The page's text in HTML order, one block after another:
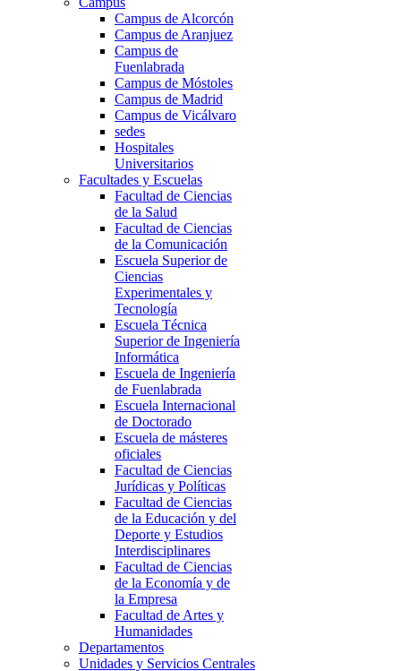
Campus de Alcorcón
Campus de Aranjuez
Campus de
Fuenlabrada
Campus de Móstoles
Campus de Madrid
Campus de Vicálvaro
sedes
Hospitales
Universitarios
Facultades y Escuelas
Facultad de Ciencias
de la Salud
Facultad de Ciencias
de la Comunicación
Escuela Superior de
Ciencias
Experimentales y
Tecnología
Escuela Técnica
Superior de Ingeniería
Informática
Escuela de Ingeniería
de Fuenlabrada
Escuela Internacional
de Doctorado
Escuela de másteres
oficiales
Facultad de Ciencias
Jurídicas y Políticas
Facultad de Ciencias
de la Educación y del
Deporte y Estudios
Interdisciplinares
Facultad de Ciencias
de la Economía y de
la Empresa
Facultad de Artes y
Humanidades
Departamentos
Unidades y Servicios Centrales